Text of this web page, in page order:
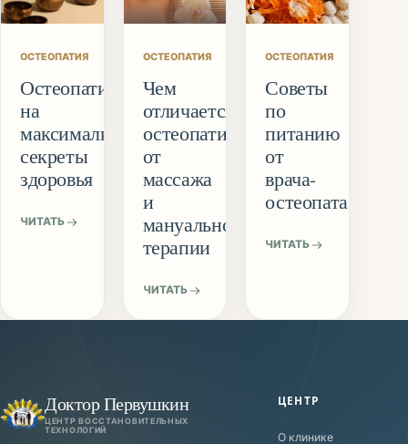
ОСТЕОПАТИЯ
Остеопатия
на
максималках:
секреты
здоровья
ЧИТАТЬ
ОСТЕОПАТИЯ
Чем
отличается
остеопатия
от
массажа
и
мануальной
терапии
ЧИТАТЬ
ОСТЕОПАТИЯ
Советы
по
питанию
от
врача-
остеопата
ЧИТАТЬ
Доктор Первушкин
ЦЕНТР ВОССТАНОВИТЕЛЬНЫХ
ТЕХНОЛОГИЙ
ЦЕНТР
О клинике